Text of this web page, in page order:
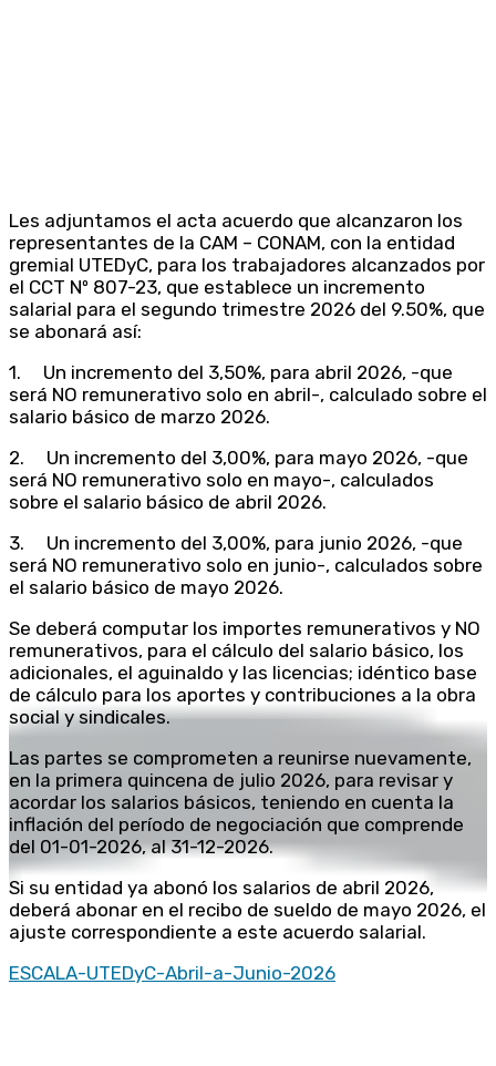
Les adjuntamos el acta acuerdo que alcanzaron los
representantes de la CAM – CONAM, con la entidad
gremial UTEDyC, para los trabajadores alcanzados por
el CCT Nº 807-23, que establece un incremento
salarial para el segundo trimestre 2026 del 9.50%, que
se abonará así:
1. Un incremento del 3,50%, para abril 2026, -que
será NO remunerativo solo en abril-, calculado sobre el
salario básico de marzo 2026.
2. Un incremento del 3,00%, para mayo 2026, -que
será NO remunerativo solo en mayo-, calculados
sobre el salario básico de abril 2026.
3. Un incremento del 3,00%, para junio 2026, -que
será NO remunerativo solo en junio-, calculados sobre
el salario básico de mayo 2026.
Se deberá computar los importes remunerativos y NO
remunerativos, para el cálculo del salario básico, los
adicionales, el aguinaldo y las licencias; idéntico base
de cálculo para los aportes y contribuciones a la obra
social y sindicales.
Las partes se comprometen a reunirse nuevamente,
en la primera quincena de julio 2026, para revisar y
acordar los salarios básicos, teniendo en cuenta la
inflación del período de negociación que comprende
del 01-01-2026, al 31-12-2026.
Si su entidad ya abonó los salarios de abril 2026,
deberá abonar en el recibo de sueldo de mayo 2026, el
ajuste correspondiente a este acuerdo salarial.
ESCALA-UTEDyC-Abril-a-Junio-2026